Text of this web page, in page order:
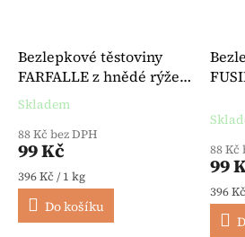
Bezlepkové těstoviny
FARFALLE z hnědé rýže
BIO 250 g - Felicia
Průměrné hodnocení produktu je 5,0 z
Skladem
88 Kč bez DPH
99 Kč
Měrná cena:
396 Kč / 1 kg
Do košíku
88 Kč
99
396